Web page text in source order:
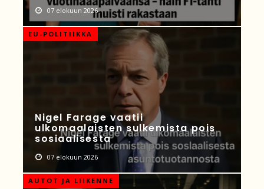
07 elokuun 2026
EU-POLITIIKKA
Nigel Farage vaatii
ulkomaalaisten sulkemista pois
sosiaalisesta
07 elokuun 2026
AUTOT JA LIIKENNE